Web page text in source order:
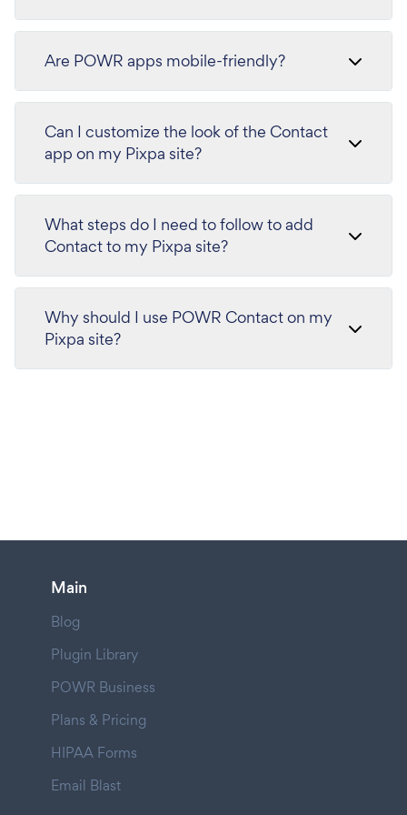
Are POWR apps mobile-friendly?
Can I customize the look of the Contact
app on my Pixpa site?
What steps do I need to follow to add
Contact to my Pixpa site?
Why should I use POWR Contact on my
Pixpa site?
Main
Blog
Plugin Library
POWR Business
Plans & Pricing
HIPAA Forms
Email Blast